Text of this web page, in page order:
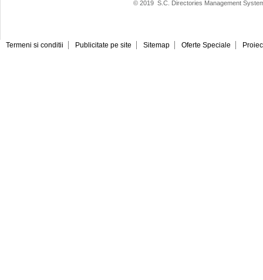
© 2019 S.C. Directories Management
Termeni si conditii Publicitate pe site Sitemap Oferte Speciale